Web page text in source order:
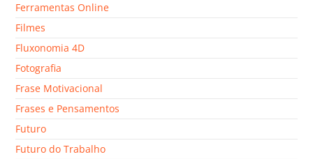
Ferramentas Online
Filmes
Fluxonomia 4D
Fotografia
Frase Motivacional
Frases e Pensamentos
Futuro
Futuro do Trabalho